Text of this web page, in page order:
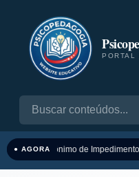
PORTAL
● AGORASinônimo de